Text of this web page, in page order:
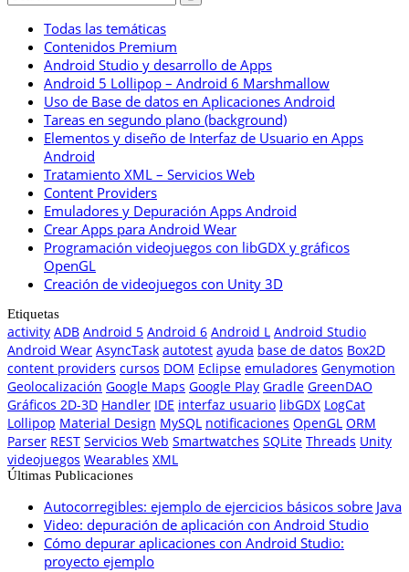
Todas las temáticas
Contenidos Premium
Android Studio y desarrollo de Apps
Android 5 Lollipop – Android 6 Marshmallow
Uso de Base de datos en Aplicaciones Android
Tareas en segundo plano (background)
Elementos y diseño de Interfaz de Usuario en Apps
Android
Tratamiento XML – Servicios Web
Content Providers
Emuladores y Depuración Apps Android
Crear Apps para Android Wear
Programación videojuegos con libGDX y gráficos
OpenGL
Creación de videojuegos con Unity 3D
Etiquetas
activity ADB Android 5 Android 6 Android L Android Studio
Android Wear AsyncTask autotest ayuda base de datos Box2D
content providers cursos DOM Eclipse emuladores Genymotion
Geolocalización Google Maps Google Play Gradle GreenDAO
Gráficos 2D-3D Handler IDE interfaz usuario libGDX LogCat
Lollipop Material Design MySQL notificaciones OpenGL ORM
Parser REST Servicios Web Smartwatches SQLite Threads Unity
videojuegos Wearables XML
Últimas Publicaciones
Autocorregibles: ejemplo de ejercicios básicos sobre Java
Video: depuración de aplicación con Android Studio
Cómo depurar aplicaciones con Android Studio:
proyecto ejemplo